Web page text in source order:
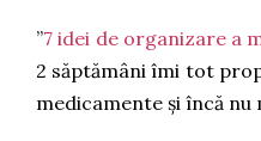
”7 idei de organizare a
2 săptămâni îmi tot
medicamente și încă nu